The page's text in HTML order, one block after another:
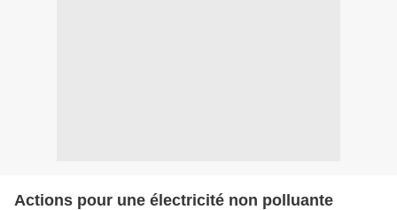
Actions pour une électricité non polluante